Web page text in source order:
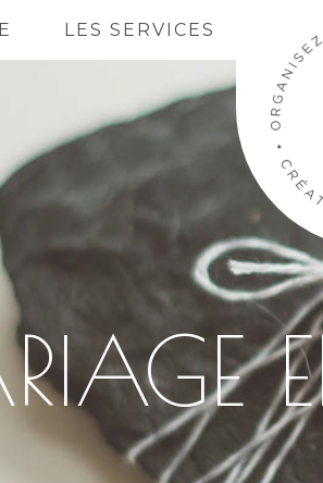
LES SERVICES